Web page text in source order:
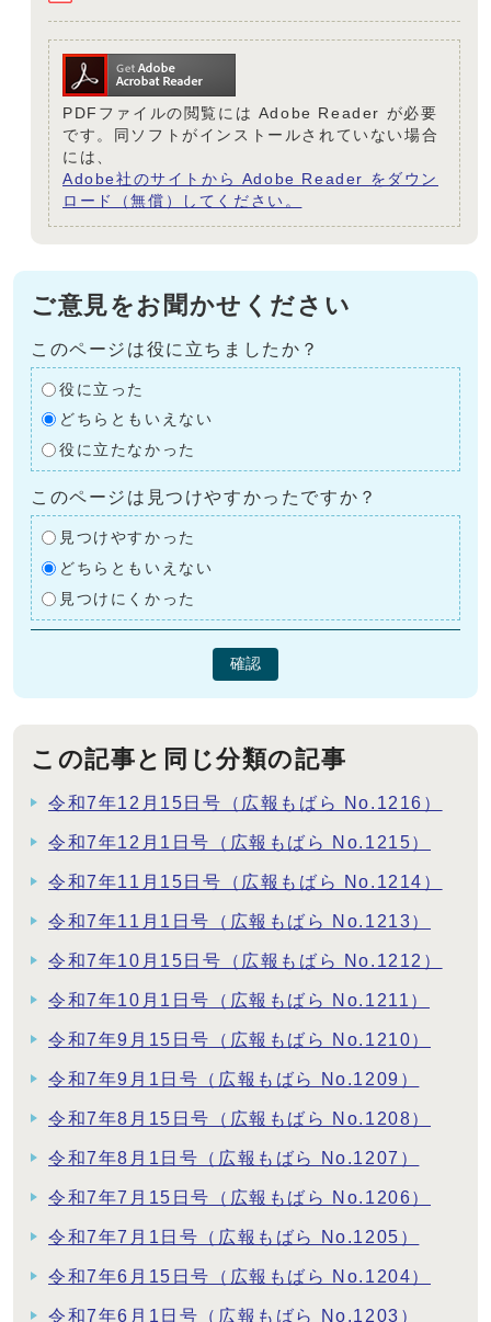
PDFファイルの閲覧には Adobe Reader が必要
です。同ソフトがインストールされていない場合
には、
Adobe社のサイトから Adobe Reader をダウン
ロード（無償）してください。
ご意見をお聞かせください
このページは役に立ちましたか？
役に立った
どちらともいえない
役に立たなかった
このページは見つけやすかったですか？
見つけやすかった
どちらともいえない
見つけにくかった
確認
この記事と同じ分類の記事
令和7年12月15日号（広報もばら No.1216）
令和7年12月1日号（広報もばら No.1215）
令和7年11月15日号（広報もばら No.1214）
令和7年11月1日号（広報もばら No.1213）
令和7年10月15日号（広報もばら No.1212）
令和7年10月1日号（広報もばら No.1211）
令和7年9月15日号（広報もばら No.1210）
令和7年9月1日号（広報もばら No.1209）
令和7年8月15日号（広報もばら No.1208）
令和7年8月1日号（広報もばら No.1207）
令和7年7月15日号（広報もばら No.1206）
令和7年7月1日号（広報もばら No.1205）
令和7年6月15日号（広報もばら No.1204）
令和7年6月1日号（広報もばら No.1203）